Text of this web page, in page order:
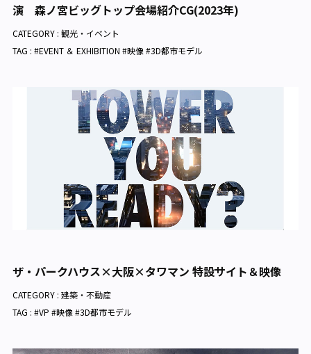
演 森ノ宮ビッグトップ会場紹介CG(2023年)
CATEGORY : 観光・イベント
TAG : #EVENT ＆ EXHIBITION #映像 #3D都市モデル
ザ・パークハウス×大阪×タワマン 特設サイト＆映像
CATEGORY : 建築・不動産
TAG : #VP #映像 #3D都市モデル